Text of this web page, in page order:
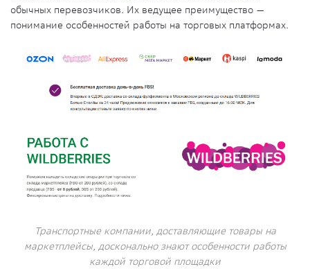
обычных перевозчиков. Их ведущее преимущество —
понимание особенностей работы на торговых платформах.
Транспортные компании, доставляющие товары на
маркетплейсы, досконально знают особенности работы
каждой торговой площадки